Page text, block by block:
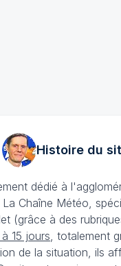
Histoire du
dédié à
Chaîne Météo,
(grâce à des
15 jours , totalement
de la situation, ils